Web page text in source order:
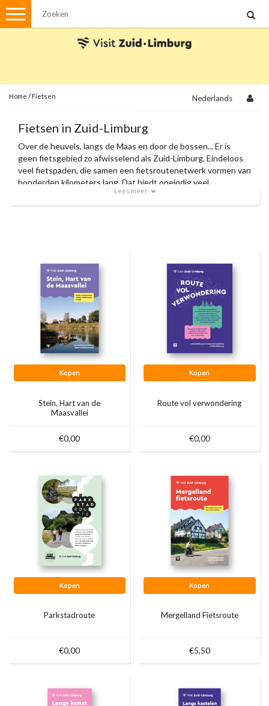
Menu
Met de auto
Visvergunningen
Brochures en kaarten
Plattegronden
Uit de streek
Ansichtkaarten
Home / Fietsen Nederlands
Fietsen in Zuid-Limburg
Over de heuvels, langs de Maas en door de bossen... Er is
geen fietsgebied zo afwisselend als Zuid-Limburg. Eindeloos
veel fietspaden, die samen een fietsroutenetwerk vormen van
honderden kilometers lang. Dat biedt oneindig veel
fietsplezier voor de recreatieve fietser, de wielrenner en de
mountainbiker.
Lees meer
Kopen
Stein, Hart van de
Maasvallei
€0,00
Kopen
Route vol verwondering
€0,00
Kopen
Parkstadroute
€0,00
Kopen
Mergelland Fietsroute
€5,50